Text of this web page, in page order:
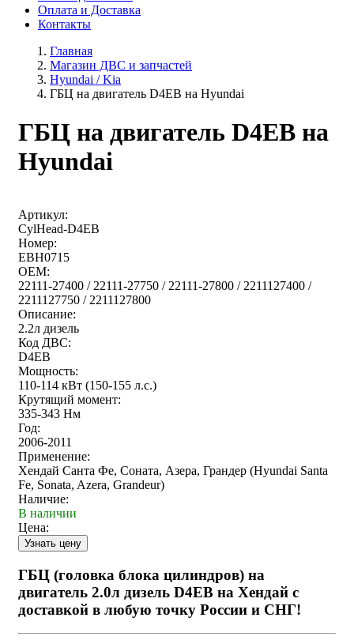
Оплата и Доставка
Контакты
Главная
Магазин ДВС и запчастей
Hyundai / Kia
ГБЦ на двигатель D4EB на Hyundai
ГБЦ на двигатель D4EB на
Hyundai
Артикул:
CylHead-D4EB
Номер:
EBH0715
OEM:
22111-27400 / 22111-27750 / 22111-27800 / 2211127400 /
2211127750 / 2211127800
Описание:
2.2л дизель
Код ДВС:
D4EB
Мощность:
110-114 кВт (150-155 л.с.)
Крутящий момент:
335-343 Нм
Год:
2006-2011
Применение:
Хендай Санта Фе, Соната, Азера, Грандер (Hyundai Santa
Fe, Sonata, Azera, Grandeur)
Наличие:
В наличии
Цена:
ГБЦ (головка блока цилиндров) на
двигатель 2.0л дизель D4EB на Хендай с
доставкой в любую точку России и СНГ!